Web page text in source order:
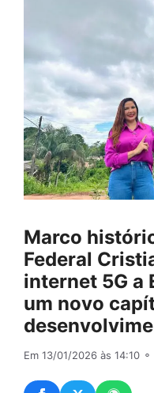
Marco
Federal
internet 5G a
um novo
Em 13/01/2026 às 14:10 ⚬